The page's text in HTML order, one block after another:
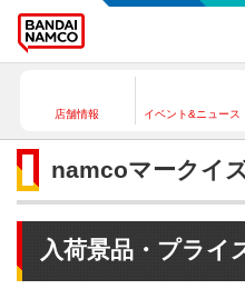
店舗情報 イベント&ニュース
namcoマークイ
入荷景品・プライ